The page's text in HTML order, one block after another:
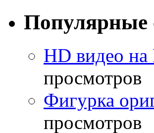
Популярные
HD видео
просмотров
Фигурка
просмотров